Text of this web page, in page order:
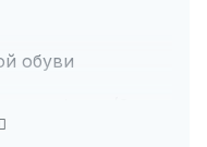
обуви
- 3 футболки - 3